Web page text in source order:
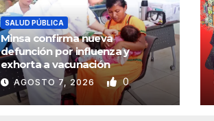
SALUD PÚBLICA
Minsa confirma nueva
defunción por influenza y
exhorta a vacunación
AGOSTO 7, 2026 0